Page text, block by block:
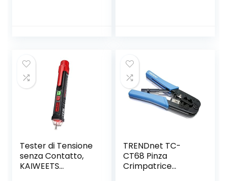
Capacità /
Temperatura /
Frequenza –
KAIWEETS
Tester di Tensione
senza Contatto,
KAIWEETS
TRENDnet TC-
CT68 Pinza
Crimpatrice